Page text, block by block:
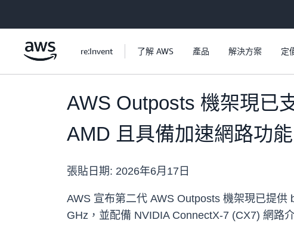
re:Invent 了解 AWS 產品 解決方案 定
AWS Outposts 機架現已
AMD 且具備加速網路功
張貼日期: 2026年6月17日
AWS 宣布第二代 AWS Outposts 機架現已提
GHz，並配備 NVIDIA ConnectX-7 (CX7) 網路